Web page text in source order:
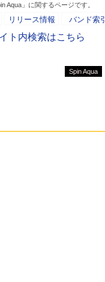
Aqua」に関するページです。
リリース情報 バンド索引
ト内検索はこちら
Spin Aqua